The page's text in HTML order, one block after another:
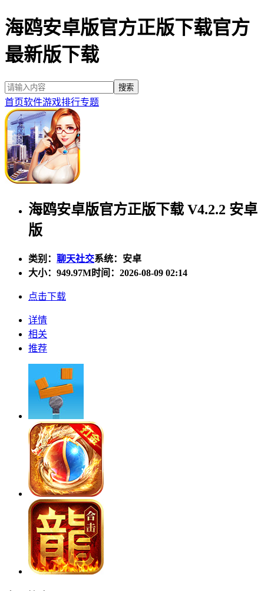
海鸥安卓版官方正版下载官方
最新版下载
首页软件游戏排行专题
海鸥安卓版官方正版下载 V4.2.2 安卓
版
类别： 聊天社交系统：安卓
大小： 949.97M时间：2026-08-09 02:14
点击下载
详情
相关
推荐